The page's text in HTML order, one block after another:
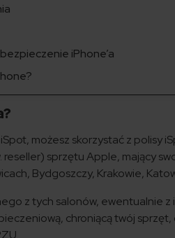
iPhone’a
możesz skorzystać z polisy
reseller) sprzętu Apple, mający
Bydgoszczy, Krakowie,
z tych salonów, ewentualnie
chroniącą twój sprzęt,